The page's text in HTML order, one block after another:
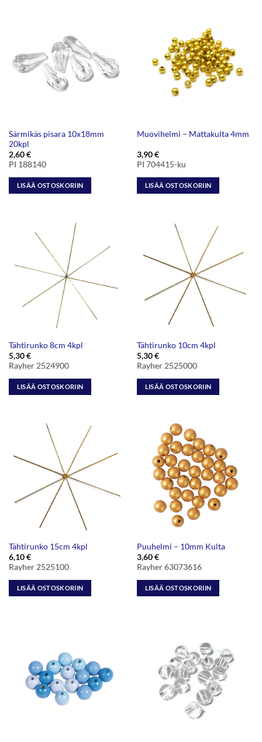
Särmikäs pisara 10x18mm
20kpl
2,60€
PI 188140
LISÄÄ OSTOSKORIIN
Muovihelmi – Mattakulta 4mm
3,90€
PI 704415-ku
LISÄÄ OSTOSKORIIN
Tähtirunko 8cm 4kpl
5,30€
Rayher 2524900
LISÄÄ OSTOSKORIIN
Tähtirunko 10cm 4kpl
5,30€
Rayher 2525000
LISÄÄ OSTOSKORIIN
Tähtirunko 15cm 4kpl
6,10€
Rayher 2525100
LISÄÄ OSTOSKORIIN
Puuhelmi – 10mm Kulta
3,60€
Rayher 63073616
LISÄÄ OSTOSKORIIN